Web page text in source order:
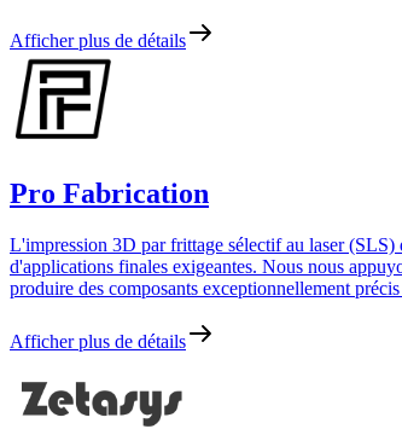
Afficher plus de détails
Pro Fabrication
L'impression 3D par frittage sélectif au laser
d'applications finales exigeantes. Nous nous
produire des composants exceptionnellement
Afficher plus de détails